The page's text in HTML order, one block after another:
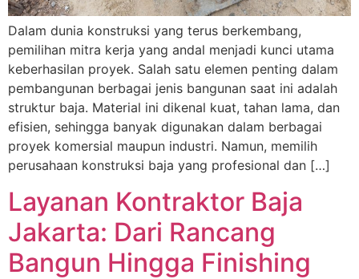
Dalam dunia konstruksi yang terus berkembang,
pemilihan mitra kerja yang andal menjadi kunci utama
keberhasilan proyek. Salah satu elemen penting dalam
pembangunan berbagai jenis bangunan saat ini adalah
struktur baja. Material ini dikenal kuat, tahan lama, dan
efisien, sehingga banyak digunakan dalam berbagai
proyek komersial maupun industri. Namun, memilih
perusahaan konstruksi baja yang profesional dan […]
Layanan Kontraktor Baja
Jakarta: Dari Rancang
Bangun Hingga Finishing